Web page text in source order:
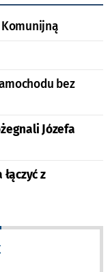
Komunijną
bez
Józefa
z